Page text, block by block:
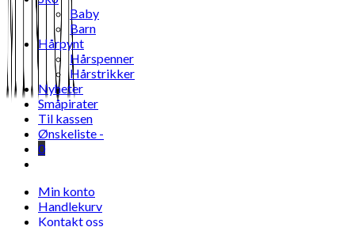
Baby
Barn
Hårpynt
Hårspenner
Hårstrikker
Nyheter
Småpirater
Til kassen
Ønskeliste -
0
search
Min konto
Handlekurv
Kontakt oss